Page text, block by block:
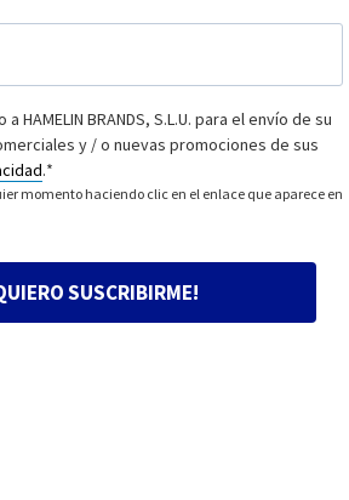
HAMELIN BRANDS, S.L.U. para el envío de su
y / o nuevas promociones de sus
.*
momento haciendo clic en el enlace que aparece en